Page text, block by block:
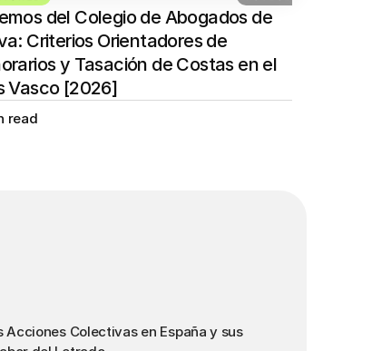
del Colegio de Abogados de
Criterios Orientadores de
y Tasación de Costas en el
Vasco [2026]
read
Acciones Colectivas en España y sus